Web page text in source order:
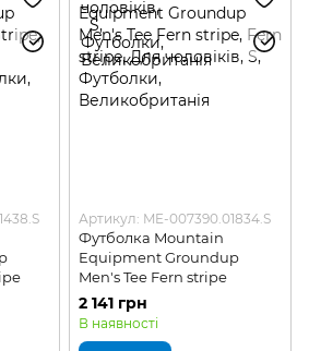
Артикул: ME-007390.01834.S
Футболка Mountain
Equipment Groundup
Men's Tee Fern stripe
2 141 грн
В наявності